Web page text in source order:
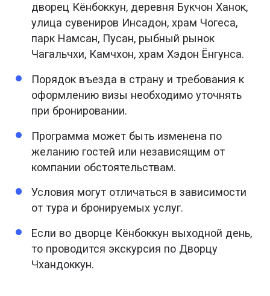
дворец Кёнбоккун, деревня Букчон Ханок,
улица сувениров Инсадон, храм Чогеса,
парк Намсан, Пусан, рыбный рынок
Чагальчхи, Камчхон, храм Хэдон Ёнгунса.
Порядок въезда в страну и требования к
оформлению визы необходимо уточнять
при бронировании.
Программа может быть изменена по
желанию гостей или независящим от
компании обстоятельствам.
Условия могут отличаться в зависимости
от тура и бронируемых услуг.
Если во дворце Кёнбоккун выходной день,
то проводится экскурсия по Дворцу
Чхандоккун.